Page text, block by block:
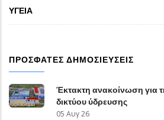
ΥΓΕΙΑ
ΠΡΟΣΦΑΤΕΣ ΔΗΜΟΣΙΕΥΣΕΙΣ
Έκτακτη ανακοίνωση για
δικτύου ύδρευσης
05 Αυγ 26